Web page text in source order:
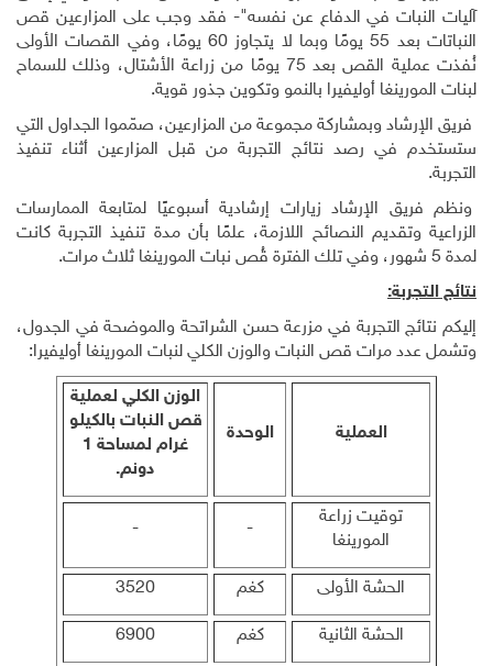
آليات النبات في الدفاع عن نفسه"- فقد وجب على المزارعين قص
النباتات بعد 55 يومًا وبما لا يتجاوز 60 يومًا، وفي القصات الأولى
نُفذت عملية القص بعد 75 يومًا من زراعة الأشتال، وذلك للسماح
لبنات المورينغا أوليفيرا بالنمو وتكوين جذور قوية.
فريق الإرشاد وبمشاركة مجموعة من المزارعين، صمّموا الجداول التي
ستستخدم في رصد نتائج التجربة من قبل المزارعين أثناء تنفيذ
التجربة.
ونظم فريق الإرشاد زيارات إرشادية أسبوعيًا لمتابعة الممارسات
الزراعية وتقديم النصائح اللازمة، علمًا بأن مدة تنفيذ التجربة كانت
لمدة 5 شهور، وفي تلك الفترة قُص نبات المورينغا ثلاث مرات.
نتائج التجربة:
إليكم نتائج التجربة في مزرعة حسن الشراتحة والموضحة في الجدول،
وتشمل عدد مرات قص النبات والوزن الكلي لنبات المورينغا أوليفيرا:
العملية الوحدة
الوزن الكلي لعملية
قص النبات بالكيلو
غرام لمساحة 1
دونم.
توقيت زراعة
المورينغا
-
-
الحشة الأولى كغم 3520
الحشة الثانية كغم 6900